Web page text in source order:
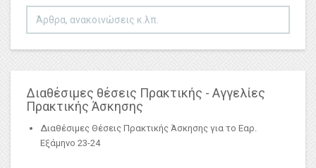
Αναζήτηση...
Διαθέσιμες θέσεις Πρακτικής - Αγγελίες
Πρακτικής Άσκησης
Διαθέσιμες Θέσεις Πρακτικής Άσκησης για το Εαρ.
Εξάμηνο 23-24